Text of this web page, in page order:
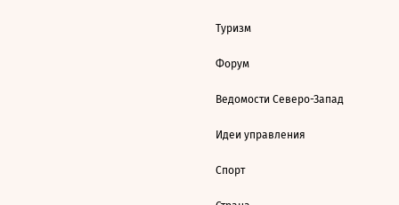
Туризм
Форум
Ведомости Северо-Запад
Идеи управления
Спорт